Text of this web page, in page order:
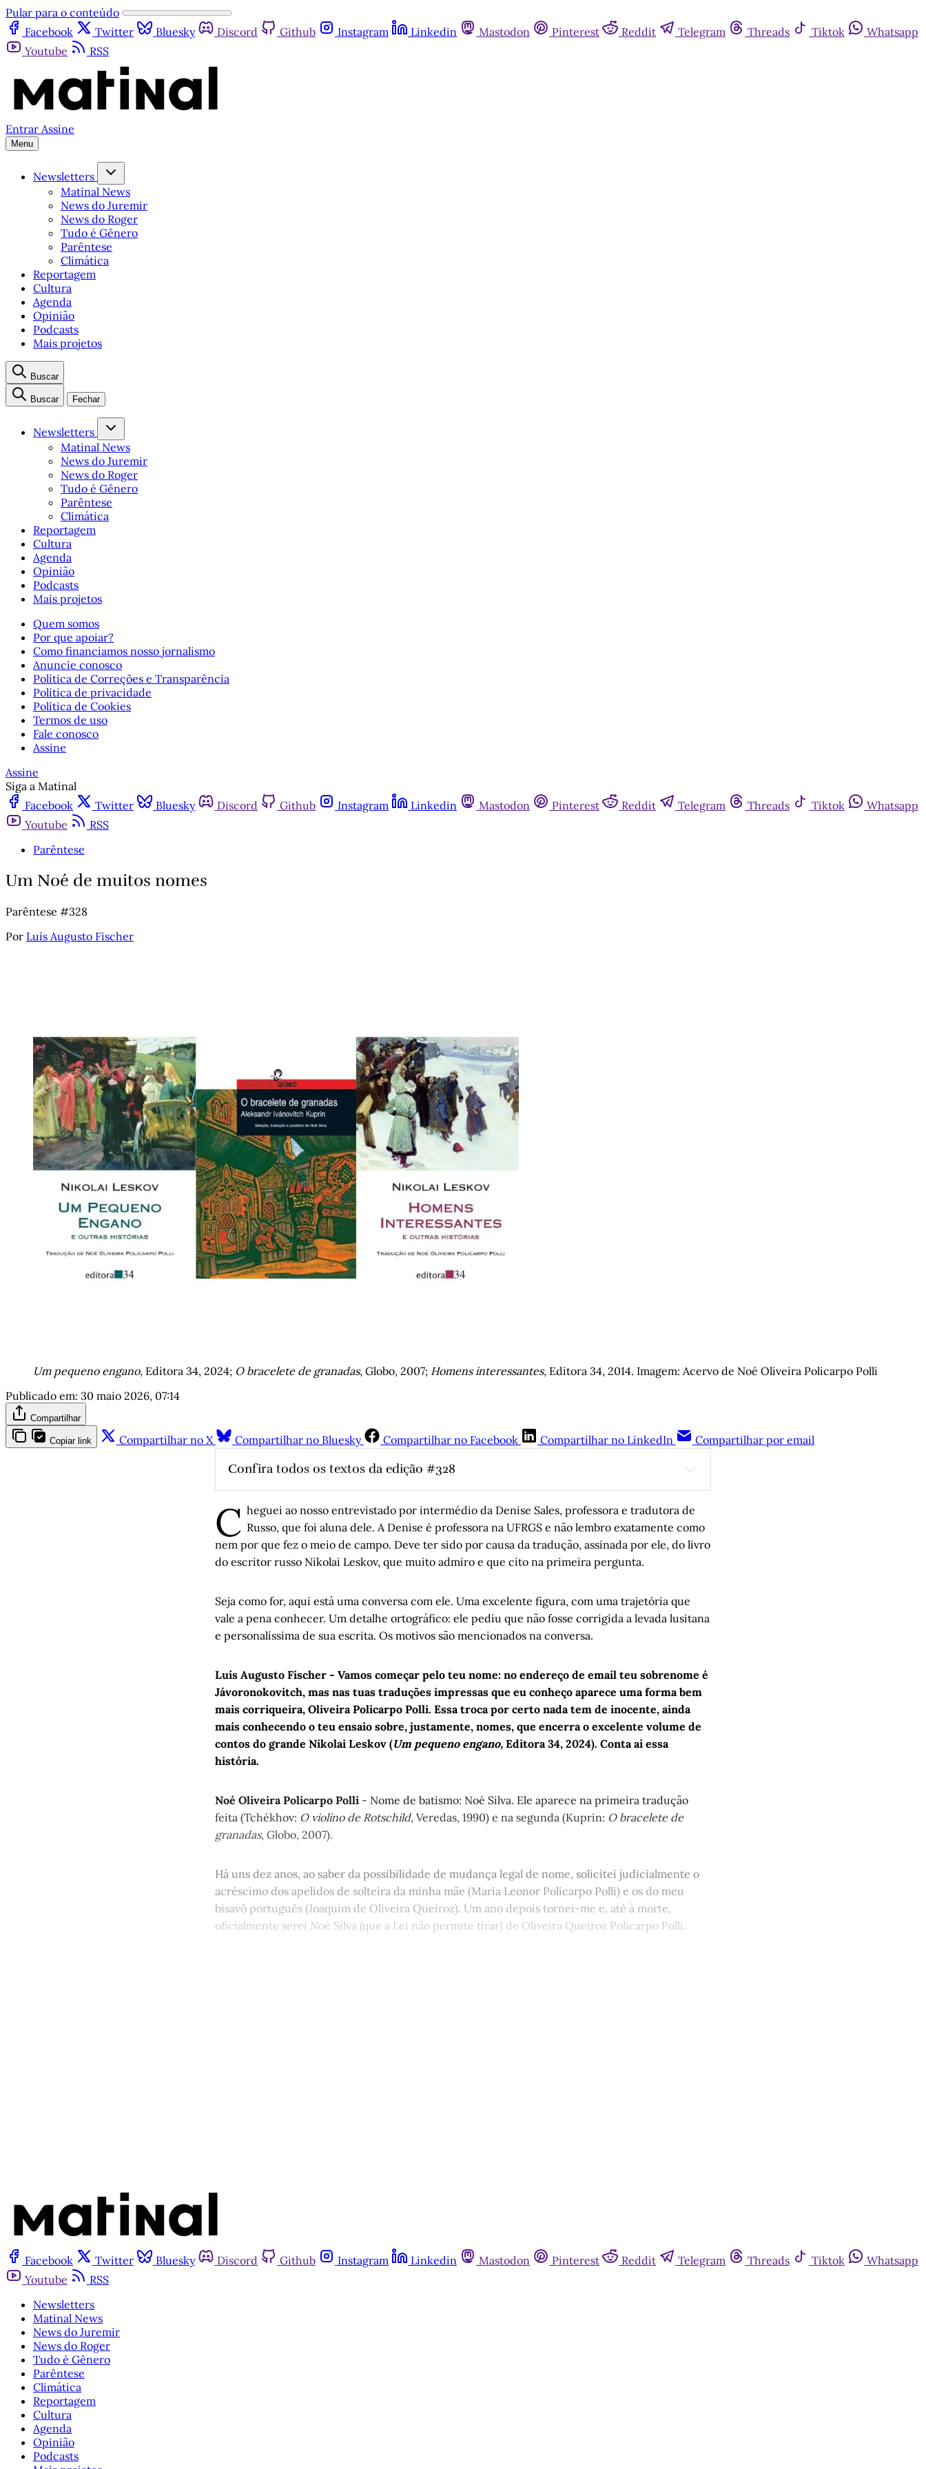
Pular para o conteúdo
Facebook
Twitter Bluesky Discord Github Instagram Linkedin Mastodon Pinterest Reddit Telegram Threads Tiktok
Whatsapp
Youtube
RSS
Entrar Assine
Menu
Newsletters
Matinal News
News do Juremir
News do Roger
Tudo é Gênero
Parêntese
Climática
Reportagem
Cultura
Agenda
Opinião
Podcasts
Mais projetos
Buscar
Buscar Fechar
Newsletters
Matinal News
News do Juremir
News do Roger
Tudo é Gênero
Parêntese
Climática
Reportagem
Cultura
Agenda
Opinião
Podcasts
Mais projetos
Quem somos
Por que apoiar?
Como financiamos nosso jornalismo
Anuncie conosco
Política de Correções e Transparência
Política de privacidade
Política de Cookies
Termos de uso
Fale conosco
Assine
Assine
Siga a Matinal
Facebook
Twitter Bluesky Discord Github Instagram Linkedin Mastodon Pinterest Reddit Telegram Threads Tiktok
Whatsapp
Youtube
RSS
Parêntese
Um Noé de muitos nomes
Parêntese #328
Por Luís Augusto Fischer
Um pequeno engano, Editora 34, 2024; O bracelete de granadas, Globo, 2007; Homens interessantes, Editora 34, 2014. Imagem: Acervo de Noé Oliveira Policarpo Polli
Publicado em: 30 maio 2026, 07:14
Compartilhar
Copiar link Compartilhar no X Compartilhar no Bluesky Compartilhar no Facebook Compartilhar no LinkedIn Compartilhar por email
Confira todos os textos da edição #328
A invenção do futebol, por Sergio Faraco
Nenhum futebol é neutro: o dia em que Maradona venceu a Inglaterra, por Marcelo
Argenta Câmara
A vida cotidiana nas Reduções, por Artur Barcelos
Muito antes de Trump: a trama milenar entre Armênia e Irã - Parte 2, por Daniel
O rock gaúcho - parte IX, por Arthur de Faria
Você demitiria um amigo?, por Rafael L. Kasper
O prazer da escuta, por Chris Cidade Dias
Entre o mundo e eu - Capítulo VIII, por Marlon Pires Ramos
Um Noé de muitos nomes
, por Luís Augusto Fischer
C heguei ao nosso entrevistado por intermédio da Denise Sales, professora e tradutora de
Russo, que foi aluna dele. A Denise é professora na UFRGS e não lembro exatamente como
nem por que fez o meio de campo. Deve ter sido por causa da tradução, assinada por ele, do livro
do escritor russo Nikolai Leskov, que muito admiro e que cito na primeira pergunta.
Seja como for, aqui está uma conversa com ele. Uma excelente figura, com uma trajetória que
vale a pena conhecer. Um detalhe ortográfico: ele pediu que não fosse corrigida a levada lusitana
e personalíssima de sua escrita. Os motivos são mencionados na conversa.
Luís Augusto Fischer - Vamos começar pelo teu nome: no endereço de email teu sobrenome é
Jávoronokovitch, mas nas tuas traduções impressas que eu conheço aparece uma forma bem
mais corriqueira, Oliveira Policarpo Polli. Essa troca por certo nada tem de inocente, ainda
mais conhecendo o teu ensaio sobre, justamente, nomes, que encerra o excelente volume de
contos do grande Nikolai Leskov (Um pequeno engano, Editora 34, 2024). Conta aí essa
história.
Noé Oliveira Policarpo Polli - Nome de batismo: Noé Silva. Ele aparece na primeira tradução
feita (Tchékhov: O violino de Rotschild, Veredas, 1990) e na segunda (Kuprin: O bracelete de
granadas, Globo, 2007).
Há uns dez anos, ao saber da possibilidade de mudança legal de nome, solicitei judicialmente o
acréscimo dos apelidos de solteira da minha mãe (Maria Leonor Policarpo Polli) e os do meu
bisavô português (Joaquim de Oliveira Queiroz). Um ano depois tornei-me e, até à morte,
oficialmente serei Noé Silva (que a Lei não permite tirar) de Oliveira Queiroz Policarpo Polli.
Facebook Twitter Bluesky Discord Github Instagram Linkedin Mastodon Pinterest Reddit Telegram Threads Tiktok
Whatsapp
Youtube
RSS
Newsletters
Matinal News
News do Juremir
News do Roger
Tudo é Gênero
Parêntese
Climática
Reportagem
Cultura
Agenda
Opinião
Podcasts